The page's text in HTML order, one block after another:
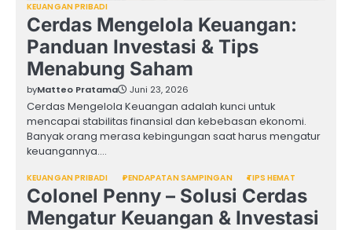
KEUANGAN PRIBADI
Cerdas Mengelola Keuangan:
Panduan Investasi & Tips
Menabung Saham
byMatteo Pratama Juni 23, 2026
Cerdas Mengelola Keuangan adalah kunci untuk
mencapai stabilitas finansial dan kebebasan ekonomi.
Banyak orang merasa kebingungan saat harus mengatur
keuangannya.…
KEUANGAN PRIBADI PENDAPATAN SAMPINGAN TIPS HEMAT
Colonel Penny – Solusi Cerdas
Mengatur Keuangan & Investasi